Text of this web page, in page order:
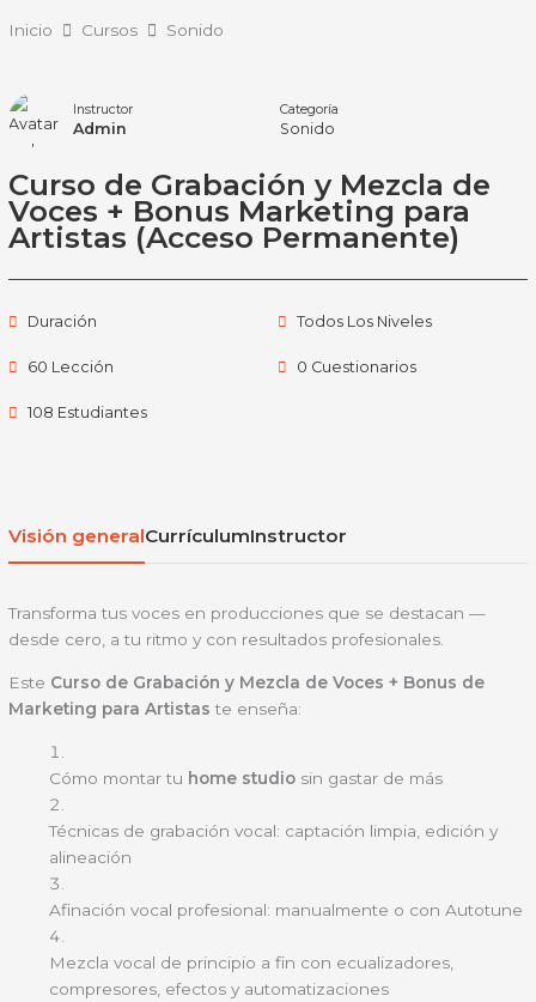
alInicio Cursos Sonido
Instructor
Admin
Categoría
Sonido
Curso de Grabación y Mezcla de
Voces + Bonus Marketing para
Artistas (Acceso Permanente)
Duración Todos Los Niveles
60 Lección 0 Cuestionarios
108 Estudiantes
Visión generalCurrículumInstructor
Transforma tus voces en producciones que se destacan —
desde cero, a tu ritmo y con resultados profesionales.
Este Curso de Grabación y Mezcla de Voces + Bonus de
Marketing para Artistas te enseña:
Cómo montar tu home studio sin gastar de más
Técnicas de grabación vocal: captación limpia, edición y
alineación
Afinación vocal profesional: manualmente o con Autotune
Mezcla vocal de principio a fin con ecualizadores,
compresores, efectos y automatizaciones